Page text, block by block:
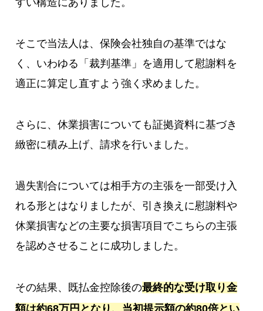
そこで当法人は、保険会社独自の基準ではな
く、いわゆる「裁判基準」を適用して慰謝料を
適正に算定し直すよう強く求めました。
さらに、休業損害についても証拠資料に基づき
緻密に積み上げ、請求を行いました。
過失割合については相手方の主張を一部受け入
れる形とはなりましたが、引き換えに慰謝料や
休業損害などの主要な損害項目でこちらの主張
を認めさせることに成功しました。
その結果、既払金控除後の最終的な受け取り金
額は約68万円となり、当初提示額の約80倍とい